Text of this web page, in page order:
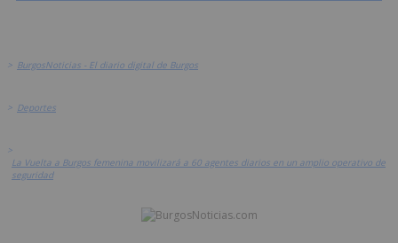
> BurgosNoticias - El diario digital de Burgos
> Deportes
>
La Vuelta a Burgos femenina movilizará a 60 agentes diarios en un amplio operativo de
seguridad